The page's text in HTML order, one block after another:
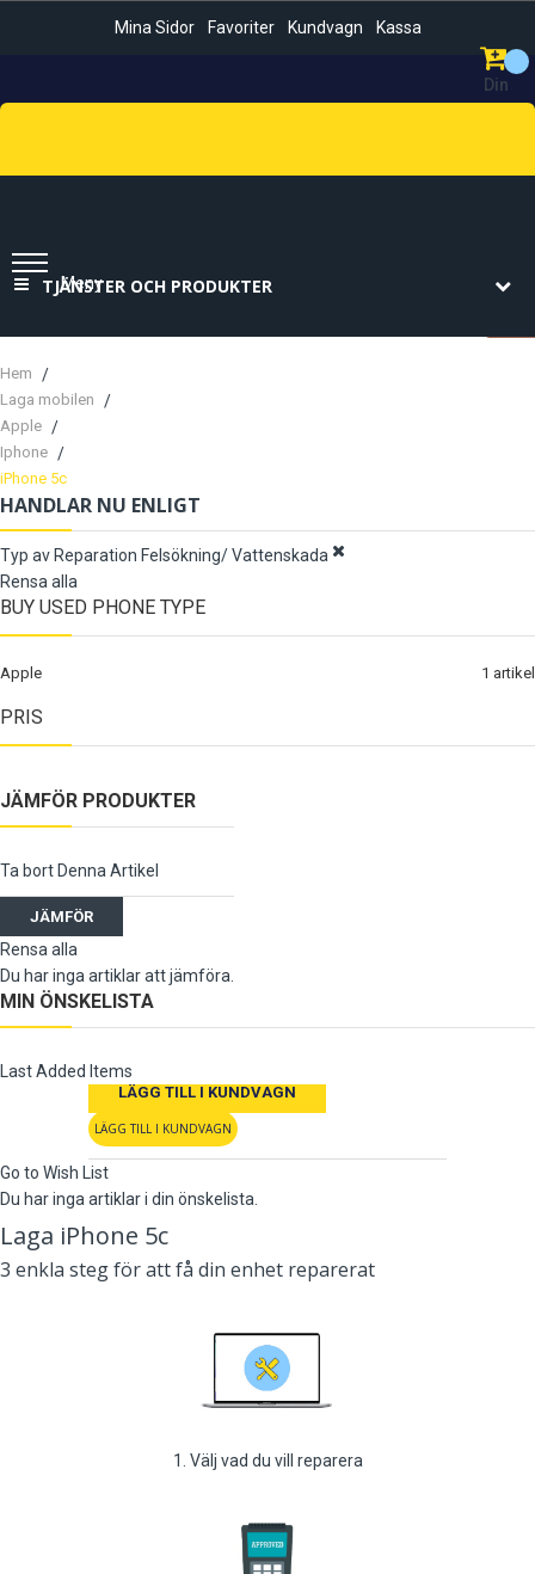
Mina Sidor Favoriter Kundvagn Kassa
Din
Kundvagn
Sök
TJÄNSTER OCH PRODUKTER
Meny
Hem
Laga mobilen
Apple
Iphone
iPhone 5c
HANDLAR NU ENLIGT
Typ av Reparation Felsökning/ Vattenskada
Rensa alla
BUY USED PHONE TYPE
Apple 1 artikel
PRIS
JÄMFÖR PRODUKTER
Ta bort Denna Artikel
JÄMFÖR
Rensa alla
Du har inga artiklar att jämföra.
MIN ÖNSKELISTA
Last Added Items
LÄGG TILL I KUNDVAGN
LÄGG TILL I KUNDVAGN
Go to Wish List
Du har inga artiklar i din önskelista.
Laga iPhone 5c
3 enkla steg för att få din enhet reparerat
1. Välj vad du vill reparera